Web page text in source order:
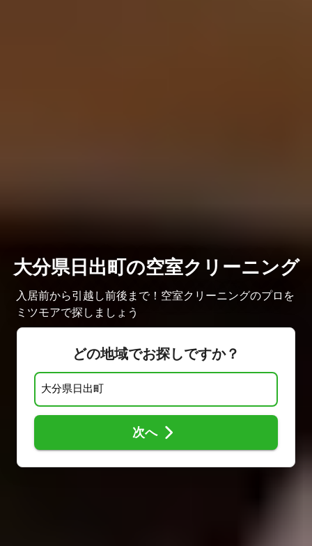
大分県日出町の空室クリーニング
入居前から引越し前後まで！空室クリーニングのプロを
ミツモアで探しましょう
どの地域でお探しですか？
次へ